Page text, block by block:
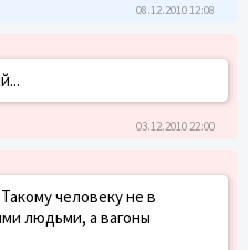
08.12.2010 12:08
03.12.2010 22:00
человеку не в
людьми, а вагоны